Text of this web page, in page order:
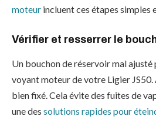
moteur incluent ces étapes simples
Vérifier et resserrer le
Un bouchon de réservoir mal ajusté
voyant moteur de votre Ligier JS50.
bien fixé. Cela évite des fuites de
une des solutions rapides pour